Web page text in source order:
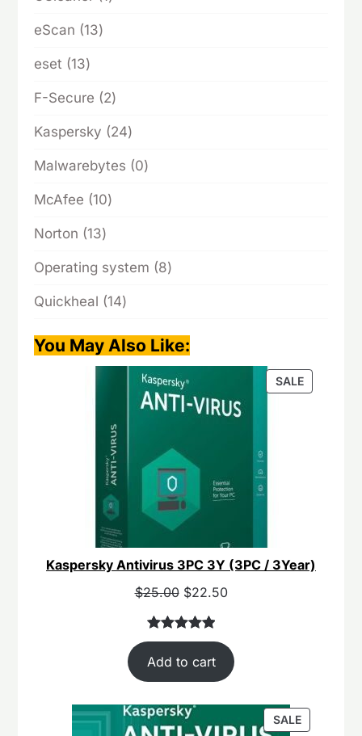
eScan
1313
eset
1313
F-Secure
22
Kaspersky
2424
Malwarebytes
00
McAfee
1010
Norton
1313
Operating system
88
Quickheal
1414
You May Also Like:
SALEPRODUCT
ON
Kaspersky Antivirus 3PC 3Y (3PC / 3Year)
Original
was:
$55.00.
$25.00Current
is:
$25.00.
$22.50
Rated5.00
out of 5
based on
40
ratings
Add to cart
SALEPRODUCT